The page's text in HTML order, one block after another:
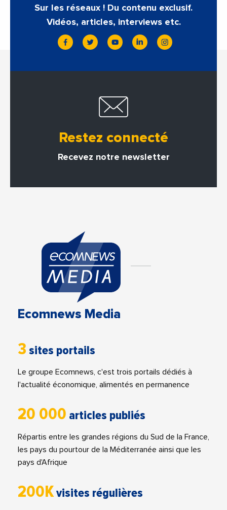
Sur les réseaux ! Du contenu exclusif.
Vidéos, articles, interviews etc.
Restez connecté
Recevez notre newsletter
Ecomnews Media
3 sites portails
Le groupe Ecomnews, c'est trois portails dédiés à
l'actualité économique, alimentés en permanence
20 000 articles publiés
Répartis entre les grandes régions du Sud de la France,
les pays du pourtour de la Méditerranée ainsi que les
pays d'Afrique
200Kvisites régulières